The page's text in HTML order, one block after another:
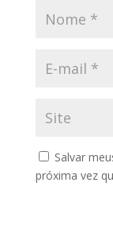
Salvar
próxima vez